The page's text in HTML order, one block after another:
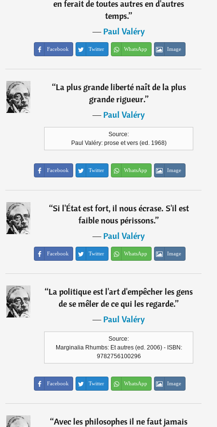
en ferait de toutes autres en d'autres
temps.”
―Paul Valéry
Facebook Twitter WhatsApp Image
“La plus grande liberté naît de la plus
grande rigueur.”
―Paul Valéry
Source:
Paul Valéry: prose et vers (ed. 1968)
Facebook Twitter WhatsApp Image
“Si l'État est fort, il nous écrase. S'il est
faible nous périssons.”
―Paul Valéry
Facebook Twitter WhatsApp Image
“La politique est l'art d'empêcher les gens
de se mêler de ce qui les regarde.”
―Paul Valéry
Source:
Marginalia Rhumbs: Et autres (ed. 2006) - ISBN:
9782756100296
Facebook Twitter WhatsApp Image
“Avec les philosophes il ne faut jamais